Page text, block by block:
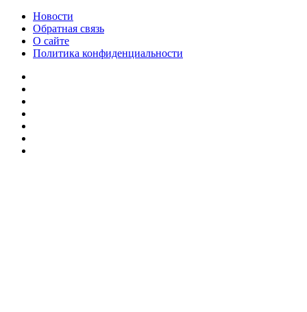
Новости
Обратная связь
О сайте
Политика конфиденциальности